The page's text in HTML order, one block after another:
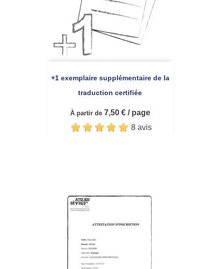
+1 exemplaire supplémentaire de la
traduction certifiée
À partir de7,50 € / page
8 avis